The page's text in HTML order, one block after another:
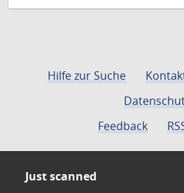
Hilfe zur Suche
Feedback
Just scanned